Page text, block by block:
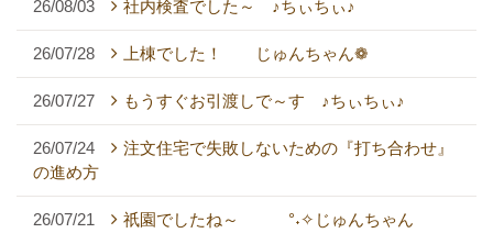
26/08/03 社内検査でした～ ♪ちぃちぃ♪
26/07/28 上棟でした！ じゅんちゃん❁
26/07/27 もうすぐお引渡しで～す ♪ちぃちぃ♪
26/07/24
注文住宅で失敗しないための『打ち合わせ』
の進め方
26/07/21 祇園でしたね～ °˖✧じゅんちゃん